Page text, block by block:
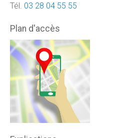
Tél. 03 28 04 55 55
Plan d'accès